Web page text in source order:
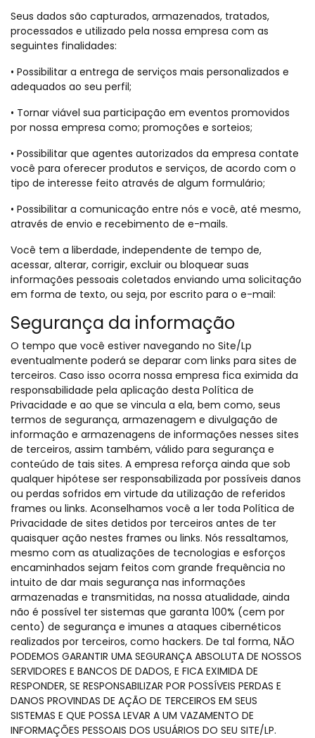
Seus dados são capturados, armazenados, tratados,
processados e utilizado pela nossa empresa com as
seguintes finalidades:
• Possibilitar a entrega de serviços mais personalizados e
adequados ao seu perfil;
• Tornar viável sua participação em eventos promovidos
por nossa empresa como; promoções e sorteios;
• Possibilitar que agentes autorizados da empresa contate
você para oferecer produtos e serviços, de acordo com o
tipo de interesse feito através de algum formulário;
• Possibilitar a comunicação entre nós e você, até mesmo,
através de envio e recebimento de e-mails.
Você tem a liberdade, independente de tempo de,
acessar, alterar, corrigir, excluir ou bloquear suas
informações pessoais coletados enviando uma solicitação
em forma de texto, ou seja, por escrito para o e-mail:
Segurança da informação
O tempo que você estiver navegando no Site/Lp
eventualmente poderá se deparar com links para sites de
terceiros. Caso isso ocorra nossa empresa fica eximida da
responsabilidade pela aplicação desta Política de
Privacidade e ao que se vincula a ela, bem como, seus
termos de segurança, armazenagem e divulgação de
informação e armazenagens de informações nesses sites
de terceiros, assim também, válido para segurança e
conteúdo de tais sites. A empresa reforça ainda que sob
qualquer hipótese ser responsabilizada por possíveis danos
ou perdas sofridos em virtude da utilização de referidos
frames ou links. Aconselhamos você a ler toda Política de
Privacidade de sites detidos por terceiros antes de ter
quaisquer ação nestes frames ou links. Nós ressaltamos,
mesmo com as atualizações de tecnologias e esforços
encaminhados sejam feitos com grande frequência no
intuito de dar mais segurança nas informações
armazenadas e transmitidas, na nossa atualidade, ainda
não é possível ter sistemas que garanta 100% (cem por
cento) de segurança e imunes a ataques cibernéticos
realizados por terceiros, como hackers. De tal forma, NÃO
PODEMOS GARANTIR UMA SEGURANÇA ABSOLUTA DE NOSSOS
SERVIDORES E BANCOS DE DADOS, E FICA EXIMIDA DE
RESPONDER, SE RESPONSABILIZAR POR POSSÍVEIS PERDAS E
DANOS PROVINDAS DE AÇÃO DE TERCEIROS EM SEUS
SISTEMAS E QUE POSSA LEVAR A UM VAZAMENTO DE
INFORMAÇÕES PESSOAIS DOS USUÁRIOS DO SEU SITE/LP.